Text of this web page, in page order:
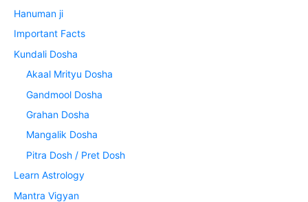
Hanuman ji
Important Facts
Kundali Dosha
Akaal Mrityu Dosha
Gandmool Dosha
Grahan Dosha
Mangalik Dosha
Pitra Dosh / Pret Dosh
Learn Astrology
Mantra Vigyan